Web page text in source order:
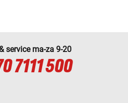
service ma-za 9-20
7111 500